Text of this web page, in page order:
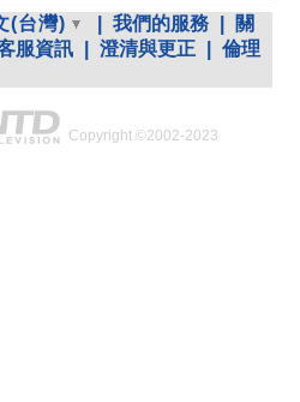
(台灣) 我們的服務
關
服資訊 澄清與更正
倫理
Copyright ©2002-2023